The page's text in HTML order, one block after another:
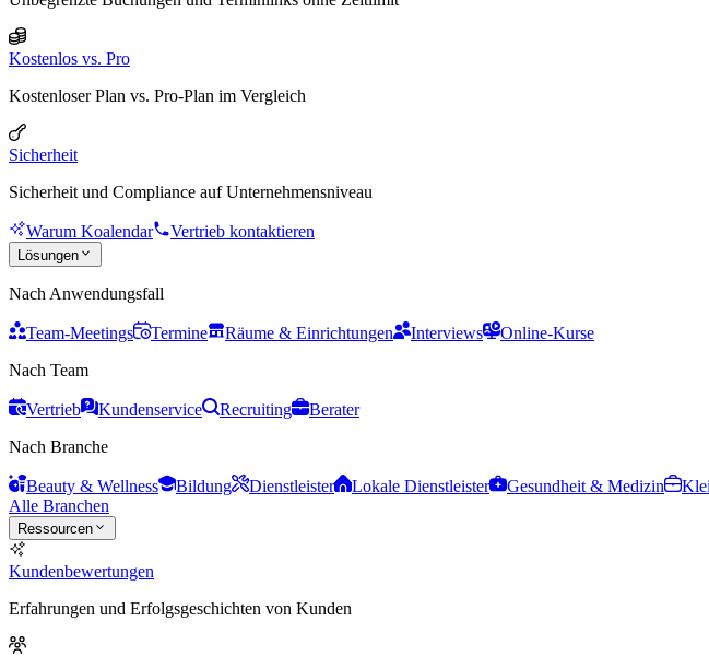
Kostenlos vs. Pro
Kostenloser Plan vs. Pro-Plan im Vergleich
Sicherheit
Sicherheit und Compliance auf Unternehmensniveau
Warum Koalendar Vertrieb kontaktieren
Lösungen
Nach Anwendungsfall
Team-Meetings Termine Räume & Einrichtungen Interviews
Online-Kurse
Nach Team
Vertrieb Kundenservice Recruiting
Berater
Nach Branche
Beauty & Wellness Bildung Dienstleister Lokale Dienstleister Gesundheit & Medizin
Alle Branchen
Ressourcen
Kundenbewertungen
Erfahrungen und Erfolgsgeschichten von Kunden